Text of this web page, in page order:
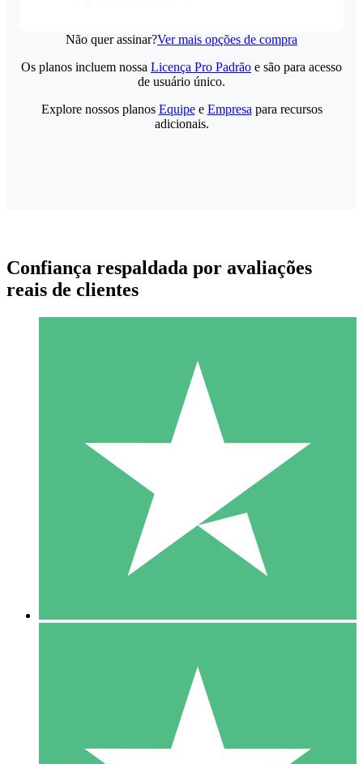
Não quer assinar?Ver mais opções de compra
Pacotes de Créditos Individuais
Pague conforme o uso com créditos de download. Sem
1000
10 Downloads
20 00
Os planos incluem nossa Licença Pro Padrão e são para acesso
de usuário único.
Explore nossos planos Equipee Empresa para recursos
adicionais.
Confiança respaldada por avaliações
reais de clientes